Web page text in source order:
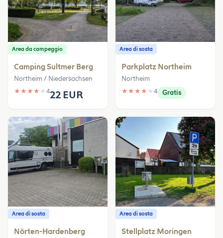
Area da campeggio
Camping Sultmer Berg
Northeim / Niedersachsen
★ ★ ★ ★ ★ 422 EUR
Area di sosta
Parkplatz Northeim
Northeim
★ ★ ★ ★ ★ 4 Gratis
Area di sosta
Nörten-Hardenberg
Area di sosta
Stellplatz Moringen